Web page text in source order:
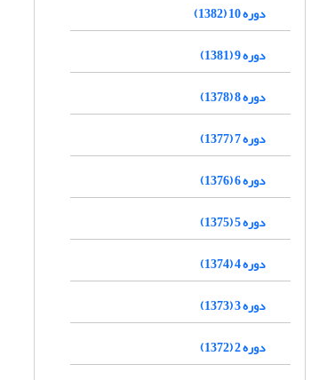
دوره 10 (1382)
دوره 9 (1381)
دوره 8 (1378)
دوره 7 (1377)
دوره 6 (1376)
دوره 5 (1375)
دوره 4 (1374)
دوره 3 (1373)
دوره 2 (1372)